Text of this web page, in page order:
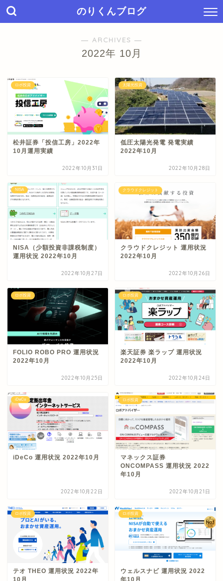
のりくんブログ
― ARCHIVES ―
2022年 10月
ロボ投資
松井証券「投信工房」2022年
10月運用実績
2022年10月31日
太陽光投資
低圧太陽光発電 発電実績
2022年10月
2022年10月28日
NISA
NISA（少額投資非課税制度）
運用状況 2022年10月
2022年10月27日
クラウドクレジット
クラウドクレジット 運用状況
2022年10月
2022年10月26日
ロボ投資
FOLIO ROBO PRO 運用状況
2022年10月
2022年10月25日
ロボ投資
楽天証券 楽ラップ 運用状況
2022年10月
2022年10月24日
iDeCo
iDeCo 運用状況 2022年10月
2022年10月22日
ロボ投資
マネックス証券
ONCOMPASS 運用状況 2022
年10月
2022年10月21日
ロボ投資
テオ THEO 運用状況 2022年
10月
ロボ投資
ウェルスナビ 運用状況 2022
年10月